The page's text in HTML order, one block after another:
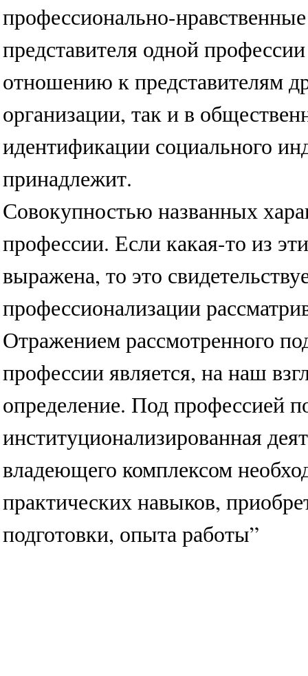
профессионально-
представителя одной
отношению к представителям
организации, так и в
идентификации социального
принадлежит.
Совокупностью названных
профессии. Если какая-то из
выражена, то это
профессионализации
Отражением рассмотренного
профессии является, на наш
определение. Под профессией
институционализированная
владеющего комплексом
практических навыков,
подготовки, опыта работы”